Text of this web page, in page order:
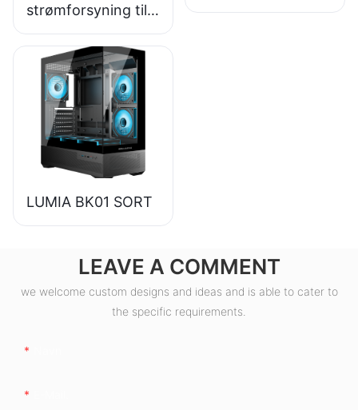
strømforsyning til
stationær pc af høj
kvalitet, 85%
effektivitet, 80+
bronze, ESB550W
LUMIA BK01 SORT
LEAVE A COMMENT
we welcome custom designs and ideas and is able to cater to
the specific requirements.